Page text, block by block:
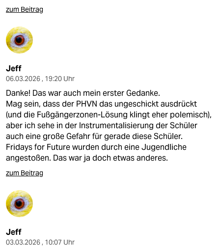
zum Beitrag
Jeff
06.03.2026 , 19:20 Uhr
Danke! Das war auch mein erster Gedanke.
Mag sein, dass der PHVN das ungeschickt ausdrückt
(und die Fußgängerzonen-Lösung klingt eher polemisch),
aber ich sehe in der Instrumentalisierung der Schüler
auch eine große Gefahr für gerade diese Schüler.
Fridays for Future wurden durch eine Jugendliche
angestoßen. Das war ja doch etwas anderes.
zum Beitrag
Jeff
03.03.2026 , 10:07 Uhr